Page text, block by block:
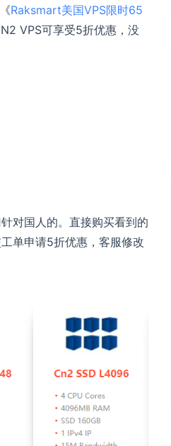
Raksmart美国VPS限时65
VPS可享受5折优惠，没
对国人的。直接购买看到的
单申请5折优惠，客服修改